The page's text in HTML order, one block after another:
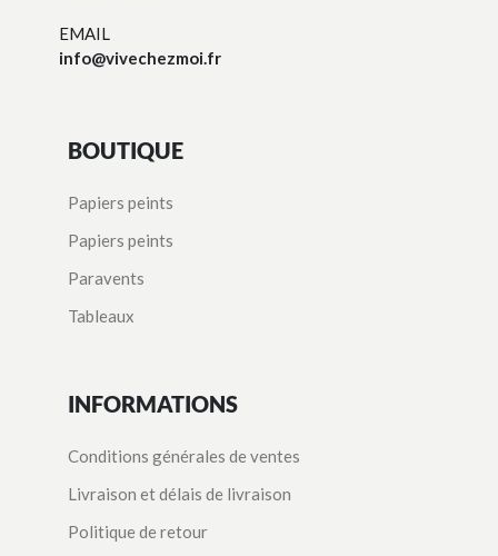
EMAIL
info@vivechezmoi.fr
BOUTIQUE
Papiers peints
Papiers peints
Paravents
Tableaux
INFORMATIONS
Conditions générales de ventes
Livraison et délais de livraison
Politique de retour